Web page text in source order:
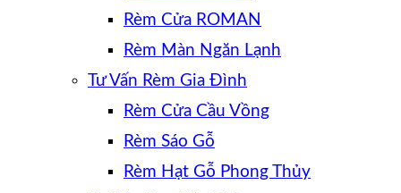
Rèm Cửa ROMAN
Rèm Màn Ngăn Lạnh
Tư Vấn Rèm Gia Đình
Rèm Cửa Cầu Vồng
Rèm Sáo Gỗ
Rèm Hạt Gỗ Phong Thủy